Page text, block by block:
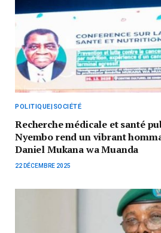
POLITIQUE|SOCIÉTÉ
Recherche médicale et santé
Nyembo rend un vibrant
Daniel Mukana wa Muanda
22 DÉCEMBRE 2025